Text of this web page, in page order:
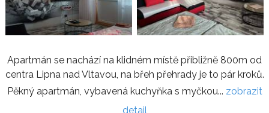
Apartmán se nachází na klidném místě přibližně 800m od
centra Lipna nad Vltavou, na břeh přehrady je to pár kroků.
Pěkný apartmán, vybavená kuchyňka s myčkou... zobrazit
detail